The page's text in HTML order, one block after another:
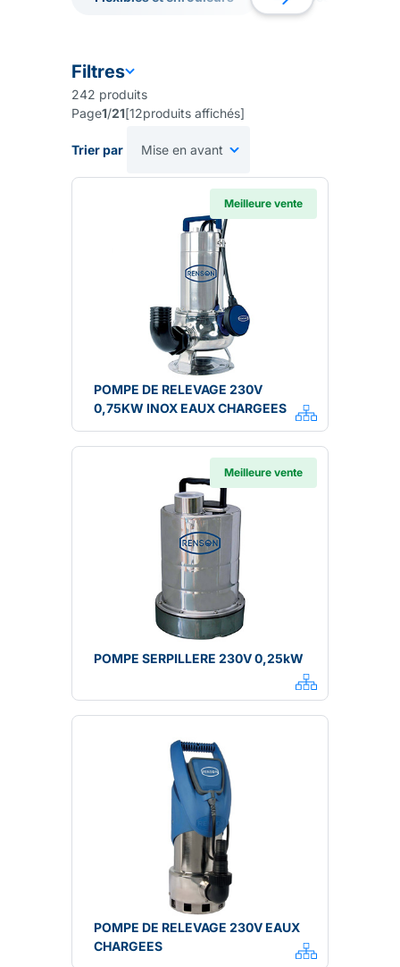
ainsi que nospompes
Pompes de surface
Filtres
242 produits
Page1/21[12produits affichés]
Trier par
Meilleure vente
POMPE DE RELEVAGE 230V
0,75KW INOX EAUX CHARGEES
Meilleure vente
POMPE SERPILLERE 230V 0,25kW
POMPE DE RELEVAGE 230V EAUX
CHARGEES